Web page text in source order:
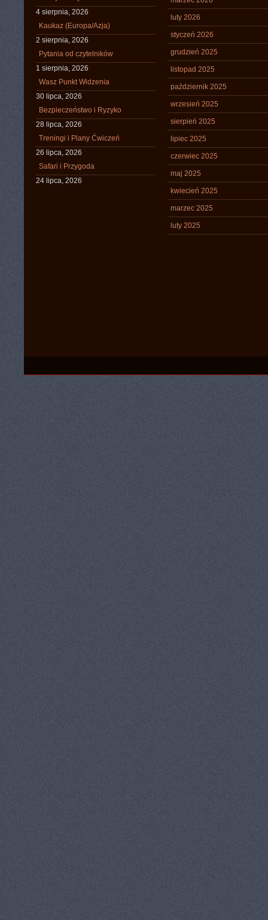
4 sierpnia, 2026
Kaukaz (Europa/Azja)
2 sierpnia, 2026
Pytania od czytelników
1 sierpnia, 2026
Wasz Punkt Widzenia
30 lipca, 2026
Bezpieczeństwo i Ryzyko
28 lipca, 2026
Treningi i Plany Ćwiczeń
26 lipca, 2026
Safari i Przygoda
24 lipca, 2026
luty 2026
styczeń 2026
grudzień 2025
listopad 2025
październik 2025
wrzesień 2025
sierpień 2025
lipiec 2025
czerwiec 2025
maj 2025
kwiecień 2025
marzec 2025
luty 2025